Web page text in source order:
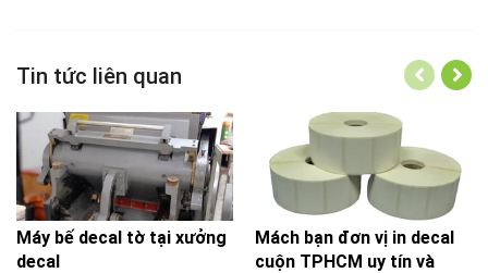
Tin tức liên quan
Máy bế decal tờ tại xưởng
decal
Mách bạn đơn vị in decal
cuộn TPHCM uy tín và